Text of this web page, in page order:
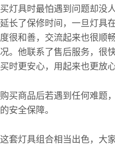
买灯具时最怕遇到问题却没
延长了保修时间，一旦灯具
度很和善，交流起来也很顺
况。他联系了售后服务，很
买时更安心，用起来也更放心
购买商品后若遇到任何难题
的安全保障。
这套灯具组合相当出色，大